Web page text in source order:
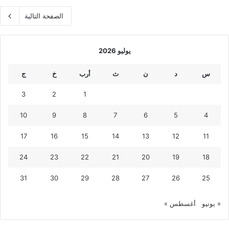
الصفحة التالية
يوليو 2026
س د ن ث أرب خ ج
1
2
3
4
5
6
7
8
9
10
11
12
13
14
15
16
17
18
19
20
21
22
23
24
25
26
27
28
29
30
31
« يونيو أغسطس »